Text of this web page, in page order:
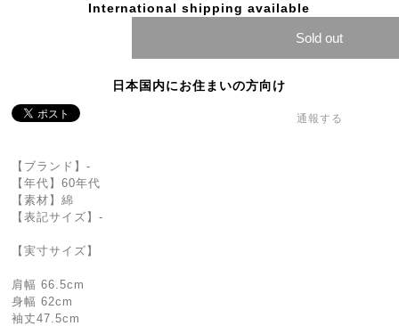
International shipping available
Sold out
日本国内にお住まいの方向け
通報する
【ブランド】-
【年代】60年代
【素材】綿
【表記サイズ】-
【実寸サイズ】
肩幅 66.5cm
身幅 62cm
袖丈47.5cm